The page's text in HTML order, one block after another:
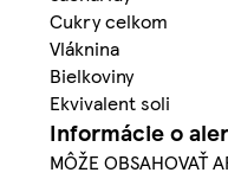
Cukry celkom
Vláknina
Bielkoviny
Ekvivalent soli
Informácie o
MÔŽE OBSAHOVAŤ